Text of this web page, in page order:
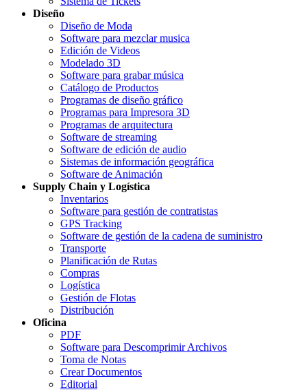
Diseño
Diseño de Moda
Software para mezclar musica
Edición de Videos
Modelado 3D
Software para grabar música
Catálogo de Productos
Programas de diseño gráfico
Programas para Impresora 3D
Programas de arquitectura
Software de streaming
Software de edición de audio
Sistemas de información geográfica
Software de Animación
Supply Chain y Logística
Inventarios
Software para gestión de contratistas
GPS Tracking
Software de gestión de la cadena de suministro
Transporte
Planificación de Rutas
Compras
Logística
Gestión de Flotas
Distribución
Oficina
PDF
Software para Descomprimir Archivos
Toma de Notas
Crear Documentos
Editorial